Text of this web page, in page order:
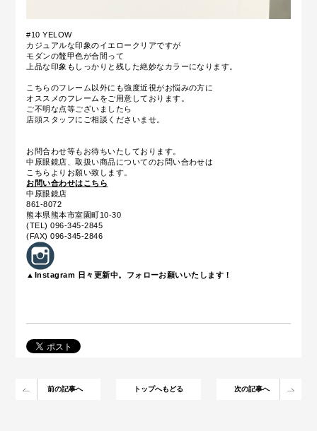
#10 YELOW
カジュアルな印象のイエロークリアですが
モダンの鼈甲色が合間って
上品な印象もしっかりと残した絶妙なカラーになります。
こちらのフレーム以外にも強度近視がお悩みの方に
オススメのフレームをご用意しております。
ご不明な点等ございましたら
店頭スタッフにご相談くださいませ。
お問合わせ等もお待ちいたしております。
中原眼鏡店、取扱い商品についてのお問い合わせは
こちらよりお願い致します。
お問い合わせはこちら
中原眼鏡店
861-8072
熊本県熊本市室園町10-30
(TEL) 096-345-2845
(FAX) 096-345-2846
▲Instagram 日々更新中。フォローお願いいたします！
前の記事へ トップへもどる 次の記事へ